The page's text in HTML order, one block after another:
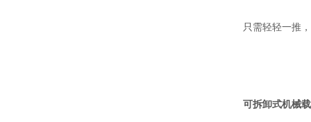
只需轻轻一推
可拆卸式机械